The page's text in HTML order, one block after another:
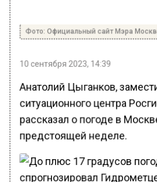
Фото: Официальный сайт Мэра
10 сентября 2023, 14:39
Анатолий Цыганков,
ситуационного центра
рассказал о погоде в
предстоящей неделе.